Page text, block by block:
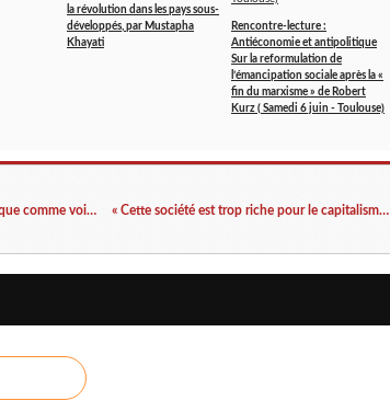
la révolution dans les pays sous-
développés, par Mustapha
Khayati
Rencontre-lecture :
Antiéconomie et antipolitique
Sur la reformulation de
l’émancipation sociale après la «
fin du marxisme » de Robert
Kurz ( Samedi 6 juin - Toulouse)
« Back to the U.S.S.R. Le communisme soviétique comme voie autonome vers le capitalisme », par Anselm Jappe « Cette société est trop riche pour le capitalisme ! », par Ernst Lohoff et Norbert Trenkle